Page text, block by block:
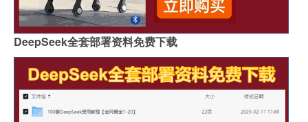
DeepSeek全套部署资料免费下载